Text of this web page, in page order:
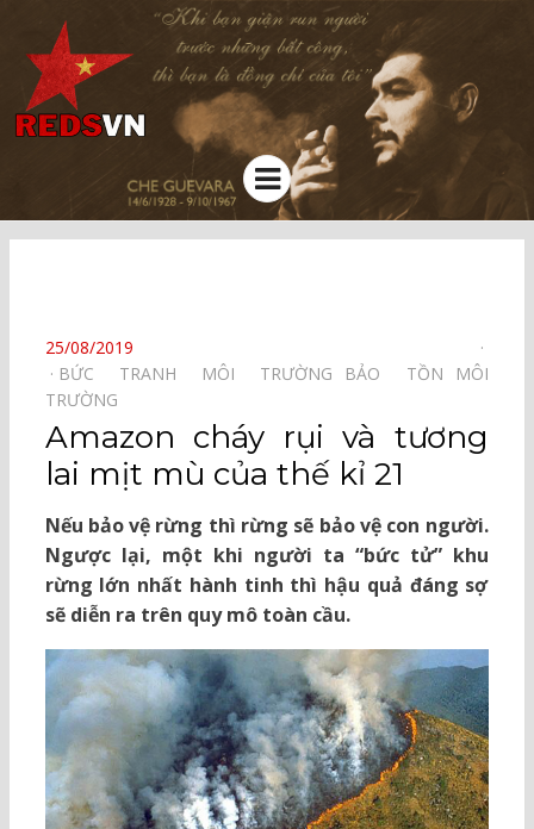
Kênh chia sẻ tri thức cộng đồng
Menu
POSTED
ON
25/08/2019
BỨC TRANH MÔI TRƯỜNG⠀ BẢO TỒN⠀
MÔI
TRƯỜNG⠀
Amazon cháy rụi và tương
lai mịt mù của thế kỉ 21
Nếu bảo vệ rừng thì rừng sẽ bảo vệ con người.
Ngược lại, một khi người ta “bức tử” khu
rừng lớn nhất hành tinh thì hậu quả đáng sợ
sẽ diễn ra trên quy mô toàn cầu.